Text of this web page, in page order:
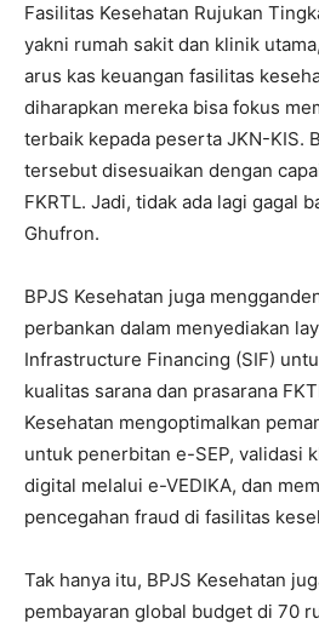
Fasilitas Kesehatan Rujukan
yakni rumah sakit dan klinik
arus kas keuangan fasilitas
diharapkan mereka bisa fokus
terbaik kepada peserta JKN-KIS.
tersebut disesuaikan dengan
FKRTL. Jadi, tidak ada lagi gagal
Ghufron.
BPJS Kesehatan juga
perbankan dalam menyediakan
Infrastructure Financing (SIF)
kualitas sarana dan prasarana
Kesehatan mengoptimalkan
untuk penerbitan e-SEP, validasi
digital melalui e-VEDIKA, dan
pencegahan fraud di fasilitas
Tak hanya itu, BPJS Kesehatan
pembayaran global budget di 70